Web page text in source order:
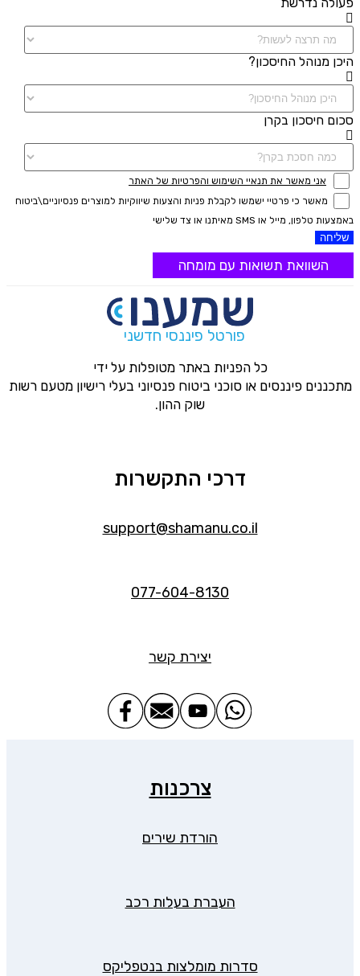
היכן מנוהל החיסכון?
סכום חיסכון בקרן
אני מאשר את תנאיי השימוש והפרטיות של האתר
מאשר כי פרטיי ישמשו לקבלת פניות והצעות שיווקיות למוצרים פנסיוניים\ביטוח
באמצעות טלפון, מייל או SMS מאיתנו או צד שלישי
שליחה
השוואת תשואות עם מומחה
פורטל פיננסי חדשני
כל הפניות באתר מטופלות על ידי
מתכננים פיננסים או סוכני ביטוח פנסיוני בעלי רישיון מטעם רשות
שוק ההון.
דרכי התקשרות
support@shamanu.co.il
077-604-8130
יצירת קשר
צרכנות
הורדת שירים
העברת בעלות רכב
סדרות מומלצות בנטפליקס